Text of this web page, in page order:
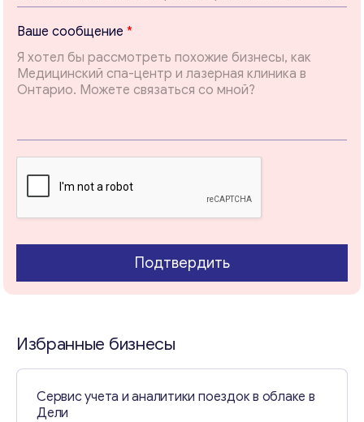
Свяжитесь со мной
а
E
m
a
i
l
Ваше сообщение *
Подтвердить
Избранные бизнесы
Сервис учета и аналитики поездок в облаке в
Дели